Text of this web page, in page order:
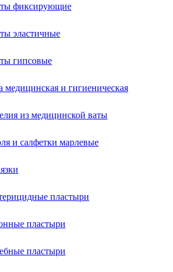
фиксирующие
эластичные
гипсовые
медицинская и гигиеническая
из медицинской ваты
и салфетки марлевые
пластыри
пластыри
пластыри